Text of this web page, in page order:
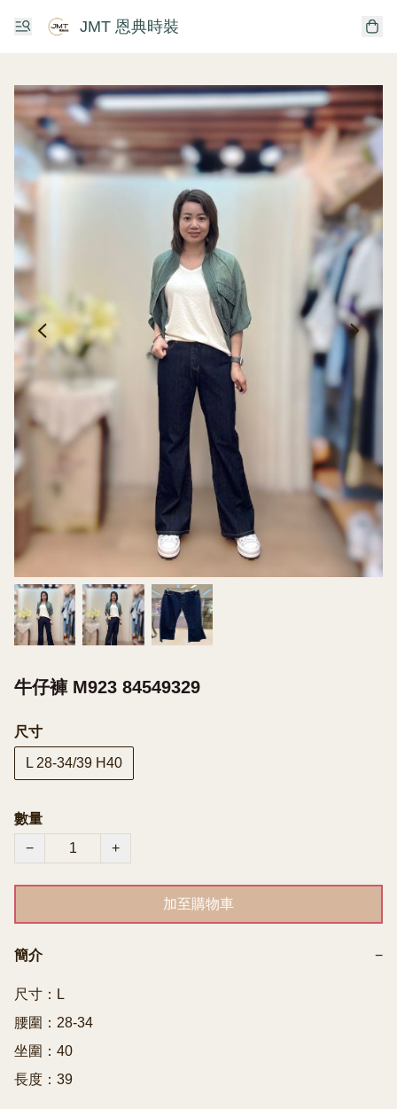
JMT 恩典時裝
牛仔褲 M923 84549329
尺寸
L 28-34/39 H40
數量
−
+
加至購物車
簡介 −
尺寸：L
腰圍：28-34
坐圍：40
長度：39